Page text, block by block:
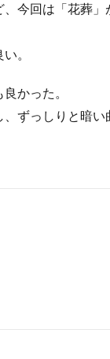
今回は「花葬
。
かった。
ずっしりと暗